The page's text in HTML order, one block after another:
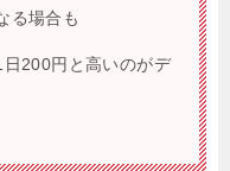
る場合も
200円と高いのがデ